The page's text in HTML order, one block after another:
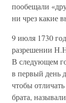
пообещали
ни чрез какие
9 июля 1730
разрешении
В следующем
в первый день
чтобы
брата,